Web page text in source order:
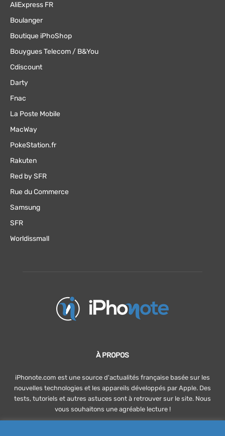
AliExpress FR
Boulanger
Boutique iPhoShop
Bouygues Telecom / B&You
Cdiscount
Darty
Fnac
La Poste Mobile
MacWay
PokeStation.fr
Rakuten
Red by SFR
Rue du Commerce
Samsung
SFR
Worldissmall
À PROPOS
iPhonote.com est une source d'actualités française basée sur les
nouvelles technologies et les appareils développés par Apple. Des
tests, tutoriels et autres astuces sont à retrouver sur le site. Nous
vous souhaitons une agréable lecture !